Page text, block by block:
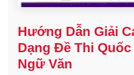
Hướng Dẫn Giải
Dạng Đề Thi Quốc
Ngữ Văn